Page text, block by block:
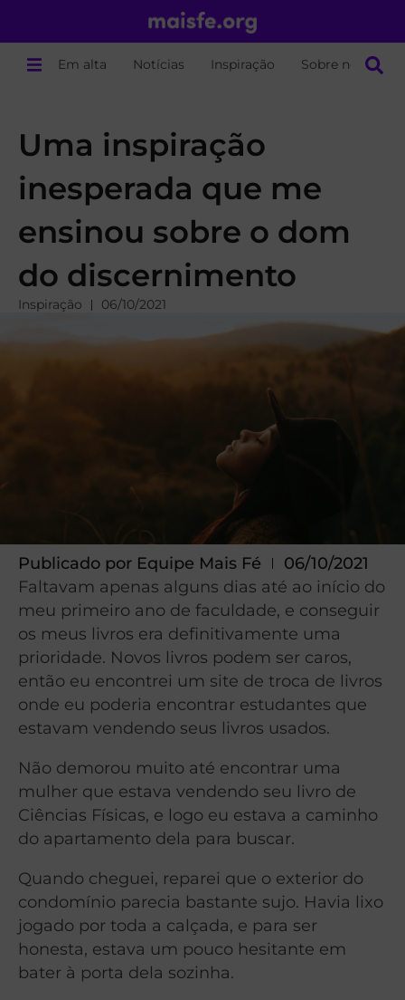
Em alta Notícias Inspiração Sobre nós
Uma inspiração
inesperada que me
ensinou sobre o dom
do discernimento
Inspiração 06/10/2021
Publicado por Equipe Mais Fé
06/10/2021
Faltavam apenas alguns dias até ao início do
meu primeiro ano de faculdade, e conseguir
os meus livros era definitivamente uma
prioridade. Novos livros podem ser caros,
então eu encontrei um site de troca de livros
onde eu poderia encontrar estudantes que
estavam vendendo seus livros usados.
Não demorou muito até encontrar uma
mulher que estava vendendo seu livro de
Ciências Físicas, e logo eu estava a caminho
do apartamento dela para buscar.
Quando cheguei, reparei que o exterior do
condomínio parecia bastante sujo. Havia lixo
jogado por toda a calçada, e para ser
honesta, estava um pouco hesitante em
bater à porta dela sozinha.